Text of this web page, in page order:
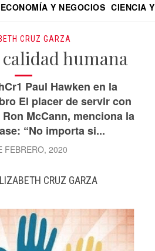
ECONOMÍA Y NEGOCIOS CIENCIA
CRUZ GARZA
humana
Paul Hawken en la
El placer de servir con
McCann, menciona la
“No importa si...
FEBRERO, 2020
CRUZ GARZA